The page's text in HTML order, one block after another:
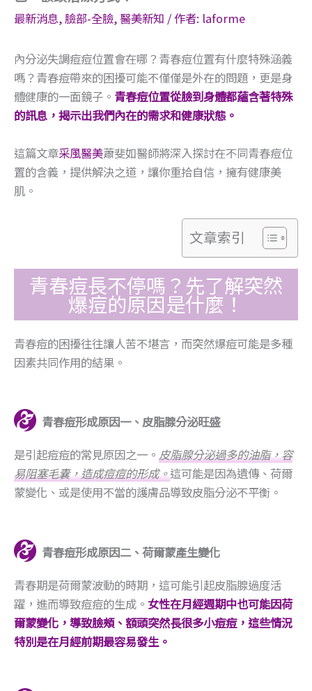
最新消息,臉部-全臉,醫美新知 / 作者: laforme
內分泌失調痘痘位置會在哪？青春痘位置有什麼特殊涵義
嗎？青春痘帶來的困擾可能不僅僅是外在的問題，更是身
體健康的一面鏡子。 青春痘位置從臉到身體都蘊含著特殊
的訊息，揭示出我們內在的需求和健康狀態。
這篇文章采風醫美蕭斐如醫師將深入探討在不同青春痘位
置的含義，提供解決之道，讓你重拾自信，擁有健康美
肌。
文章索引
青春痘長不停嗎？先了解突然
爆痘的原因是什麼！
青春痘的困擾往往讓人苦不堪言，而突然爆痘可能是多種
因素共同作用的結果。
青春痘形成原因一、皮脂腺分泌旺盛
是引起痘痘的常見原因之一。 皮脂腺分泌過多的油脂，容
易阻塞毛囊，造成痘痘的形成。這可能是因為遺傳、荷爾
蒙變化、或是使用不當的護膚品導致皮脂分泌不平衡。
青春痘形成原因二、荷爾蒙產生變化
青春期是荷爾蒙波動的時期，這可能引起皮脂腺過度活
躍，進而導致痘痘的生成。 女性在月經週期中也可能因荷
爾蒙變化，導致臉頰、額頭突然長很多小痘痘，這些情況
特別是在月經前期最容易發生。